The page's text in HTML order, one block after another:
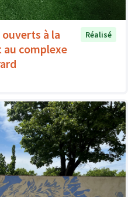
à la
complexe
Réalisé